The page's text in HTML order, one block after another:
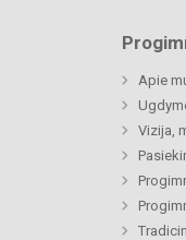
Apie
Vizija,